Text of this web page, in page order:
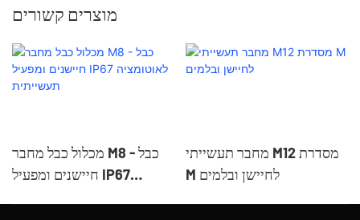
מוצרים קשורים
מכלול כבל מחבר M8 - כבל
חיישנים ומפעיל IP67
מחבר תעשייתי M12 מסדרת
M לחיישן ובלמים